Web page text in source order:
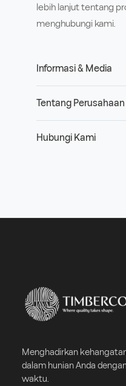
lebih lanjut tentang
menghubungi kami.
Informasi & Media
Tentang Perusahaan
Hubungi Kami
Menghadirkan
dalam hunian Anda
waktu.